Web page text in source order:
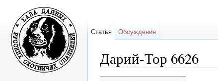
Дарий-Тор 6626
Статья Обсуждение